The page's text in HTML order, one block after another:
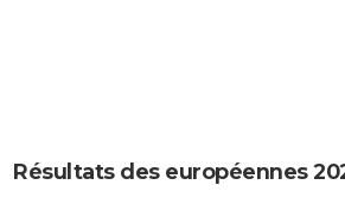
CARTE DE VOEUX
Résultats des européennes